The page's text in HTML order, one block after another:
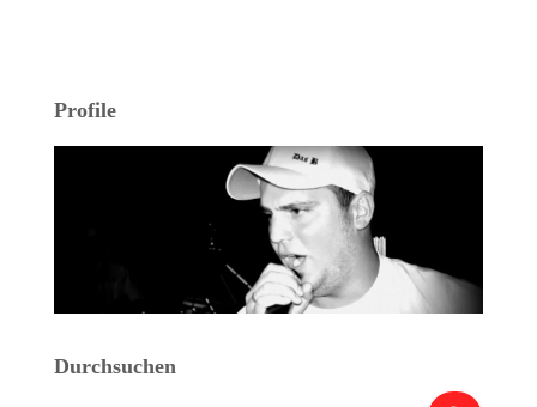
Profile
Durchsuchen